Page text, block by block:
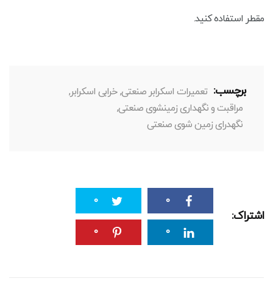
مقطر استفاده کنید.
برچسب: تعمیرات اسکرابر صنعتی, خرابی اسکرابر,
مراقبت و نگهداری زمینشوی صنعتی,
نگهدرای زمین شوی صنعتی
اشتراک:
0
0
0
0